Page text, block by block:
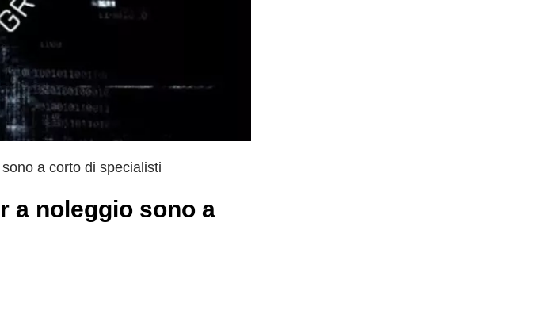
a corto di specialisti
a noleggio sono a